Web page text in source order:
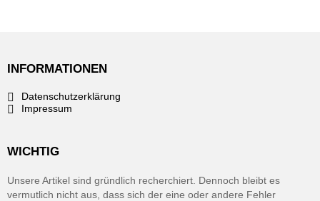
INFORMATIONEN
Datenschutzerklärung
Impressum
WICHTIG
Unsere Artikel sind gründlich recherchiert. Dennoch bleibt es
vermutlich nicht aus, dass sich der eine oder andere Fehler